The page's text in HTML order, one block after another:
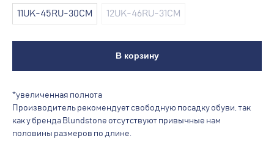
11UK-45RU-30СМ 12UK-46RU-31СМ
В корзину
*увеличенная полнота
Производитель рекомендует свободную посадку обуви, так
как у бренда Blundstone отсутствуют привычные нам
половины размеров по длине.